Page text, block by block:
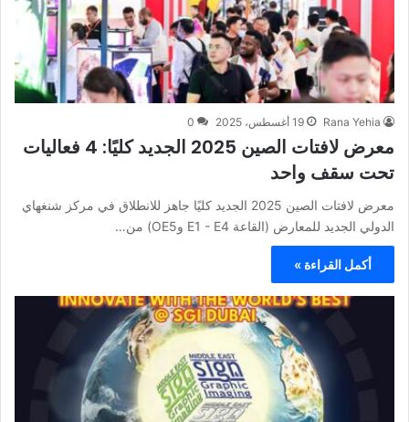
Rana Yehia 19 أغسطس، 2025 0
معرض لافتات الصين 2025 الجديد كليًا: 4 فعاليات
تحت سقف واحد
معرض لافتات الصين 2025 الجديد كليًا جاهز للانطلاق في مركز شنغهاي
الدولي الجديد للمعارض (القاعة E1 - E4 وOE5) من…
أكمل القراءة »